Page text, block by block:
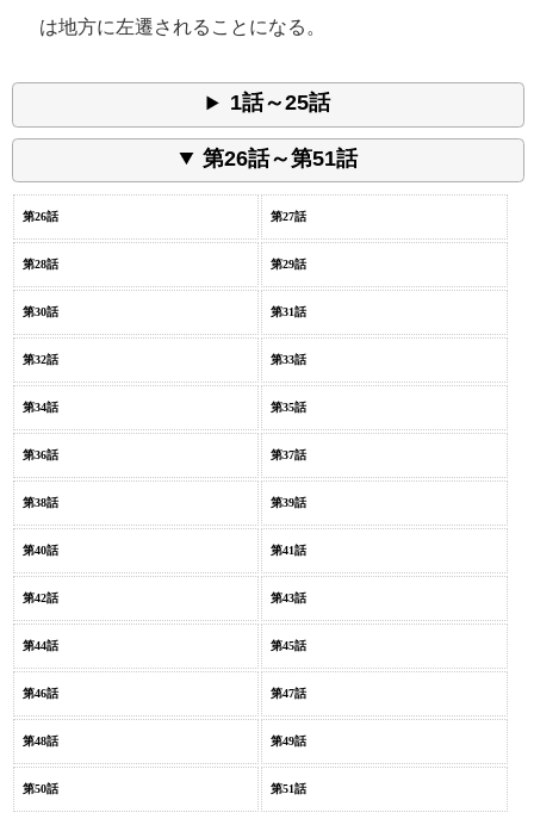
は地方に左遷されることになる。
1話～25話
第26話～第51話
第26話 第27話
第28話 第29話
第30話 第31話
第32話 第33話
第34話 第35話
第36話 第37話
第38話 第39話
第40話 第41話
第42話 第43話
第44話 第45話
第46話 第47話
第48話 第49話
第50話 第51話